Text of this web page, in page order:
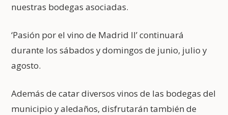
nuestras bodegas asociadas.
‘Pasión por el vino de Madrid II’ continuará
durante los sábados y domingos de junio, julio y
agosto.
Además de catar diversos vinos de las bodegas del
municipio y aledaños, disfrutarán también de